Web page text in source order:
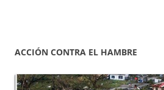
ACCIÓN CONTRA EL HAMBRE